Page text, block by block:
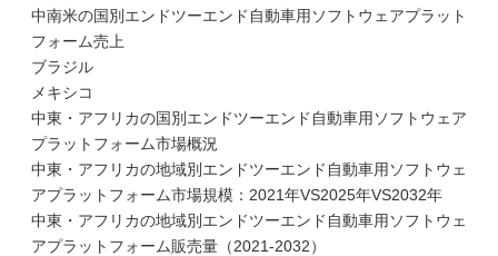
中南米の国別エンドツーエンド自動車用ソフトウェアプラット
フォーム売上
ブラジル
メキシコ
中東・アフリカの国別エンドツーエンド自動車用ソフトウェア
プラットフォーム市場概況
中東・アフリカの地域別エンドツーエンド自動車用ソフトウェ
アプラットフォーム市場規模：2021年VS2025年VS2032年
中東・アフリカの地域別エンドツーエンド自動車用ソフトウェ
アプラットフォーム販売量（2021-2032）